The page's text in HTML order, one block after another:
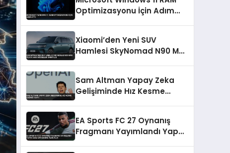
Optimizasyonu İçin Adım
Xiaomi’den Yeni SUV
Hamlesi SkyNomad N90 Max
Sam Altman Yapay Zeka
Gelişiminde Hız Kesme
EA Sports FC 27 Oynanış
Fragmanı Yayımlandı Yapay